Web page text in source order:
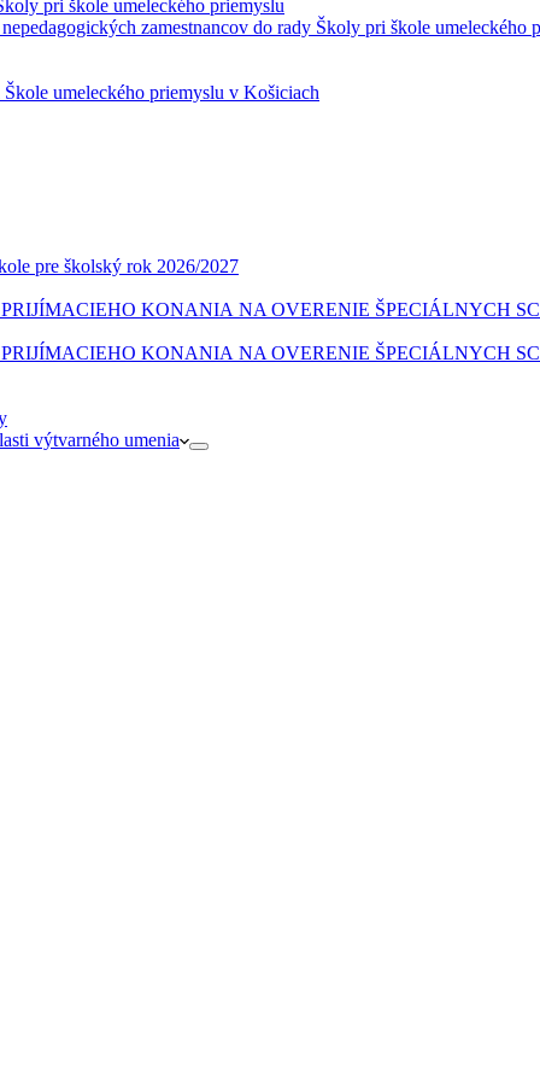
pri škole umeleckého priemyslu
zamestnancov do rady Školy pri škole umeleckého
umeleckého priemyslu v Košiciach
pre školský rok 2026/2027
KONANIA NA OVERENIE ŠPECIÁLNYCH
KONANIA NA OVERENIE ŠPECIÁLNYCH
výtvarného umenia